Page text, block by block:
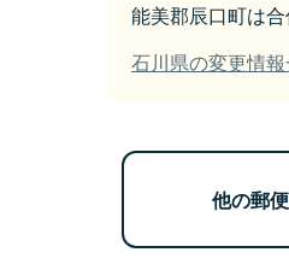
能美郡辰口町は
石川県の変更情
他の郵